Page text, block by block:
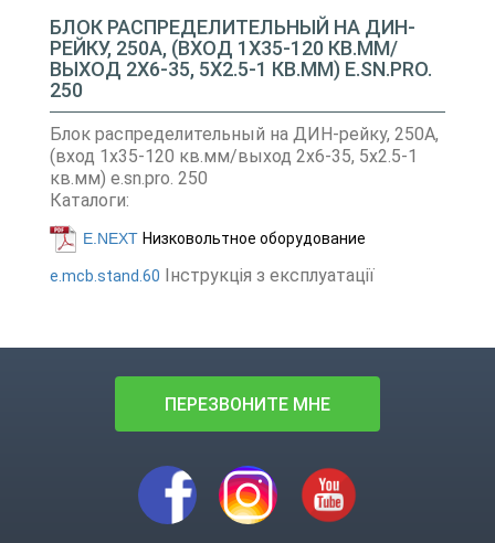
БЛОК РАСПРЕДЕЛИТЕЛЬНЫЙ НА ДИН-
РЕЙКУ, 250А, (ВХОД 1Х35-120 КВ.ММ/
ВЫХОД 2Х6-35, 5Х2.5-1 КВ.ММ) E.SN.PRO.
250
Блок распределительный на ДИН-рейку, 250А,
(вход 1х35-120 кв.мм/выход 2х6-35, 5х2.5-1
кв.мм) e.sn.pro. 250
Каталоги:
E.NEXT Низковольтное оборудование
e.mcb.stand.60 Інструкція з експлуатації
ПЕРЕЗВОНИТЕ МНЕ